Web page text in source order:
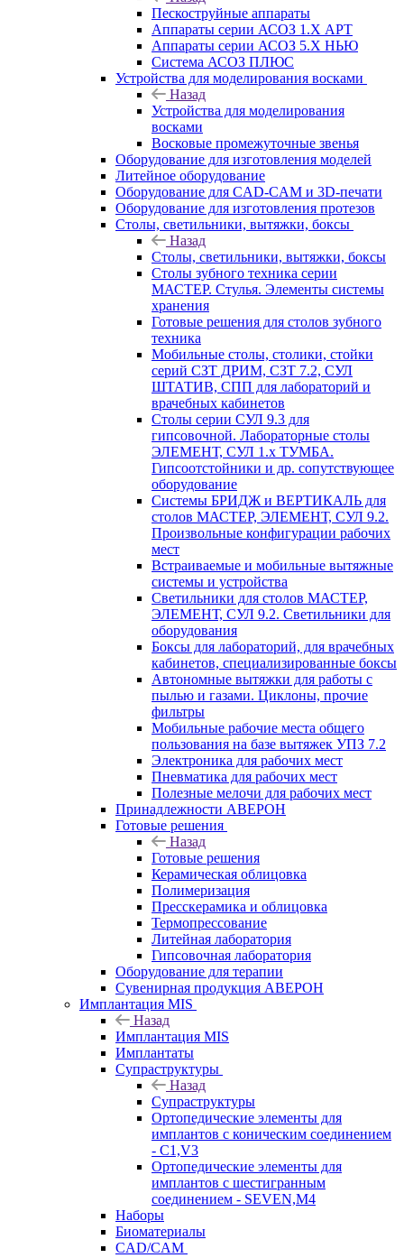
Пескоструйные аппараты
Аппараты серии АСОЗ 1.Х АРТ
Аппараты серии АСОЗ 5.Х НЬЮ
Система АСОЗ ПЛЮС
Устройства для моделирования восками
Назад
Устройства для моделирования
восками
Восковые промежуточные звенья
Оборудование для изготовления моделей
Литейное оборудование
Оборудование для CAD-CAM и 3D-печати
Оборудование для изготовления протезов
Cтолы, светильники, вытяжки, боксы
Назад
Cтолы, светильники, вытяжки, боксы
Столы зубного техника серии
МАСТЕР. Стулья. Элементы системы
хранения
Готовые решения для столов зубного
техника
Мобильные столы, столики, стойки
серий СЗТ ДРИМ, СЗТ 7.2, СУЛ
ШТАТИВ, СПП для лабораторий и
врачебных кабинетов
Столы серии СУЛ 9.3 для
гипсовочной. Лабораторные столы
ЭЛЕМЕНТ, СУЛ 1.х ТУМБА.
Гипсоотстойники и др. сопутствующее
оборудование
Системы БРИДЖ и ВЕРТИКАЛЬ для
столов МАСТЕР, ЭЛЕМЕНТ, СУЛ 9.2.
Произвольные конфигурации рабочих
мест
Встраиваемые и мобильные вытяжные
системы и устройства
Светильники для столов МАСТЕР,
ЭЛЕМЕНТ, СУЛ 9.2. Светильники для
оборудования
Боксы для лабораторий, для врачебных
кабинетов, специализированные боксы
Автономные вытяжки для работы с
пылью и газами. Циклоны, прочие
фильтры
Мобильные рабочие места общего
пользования на базе вытяжек УПЗ 7.2
Электроника для рабочих мест
Пневматика для рабочих мест
Полезные мелочи для рабочих мест
Принадлежности АВЕРОН
Готовые решения
Назад
Готовые решения
Керамическая облицовка
Полимеризация
Пресскерамика и облицовка
Термопрессование
Литейная лаборатория
Гипсовочная лаборатория
Оборудование для терапии
Сувенирная продукция АВЕРОН
Имплантация MIS
Назад
Имплантация MIS
Имплантаты
Супраструктуры
Назад
Супраструктуры
Ортопедические элементы для
имплантов с коническим соединением
- C1,V3
Ортопедические элементы для
имплантов с шестигранным
соединением - SEVEN,M4
Наборы
Биоматериалы
CAD/CAM